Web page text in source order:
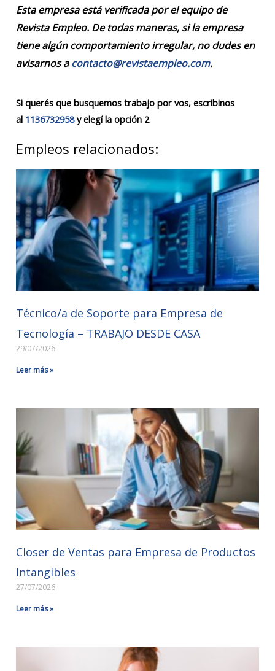
Esta empresa está verificada por el equipo de
Revista Empleo. De todas maneras, si la empresa
tiene algún comportamiento irregular, no dudes en
avisarnos acontacto@revistaempleo.com.
Si querés que busquemos trabajo por vos, escribinos
al 1136732958y elegí la opción 2
Empleos relacionados:
Técnico/a de Soporte para Empresa de
Tecnología – TRABAJO DESDE CASA
29/07/2026
Leer más »
Closer de Ventas para Empresa de Productos
Intangibles
27/07/2026
Leer más »